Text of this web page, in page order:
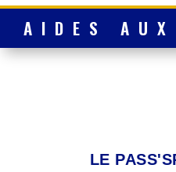
AIDES AUX
LE